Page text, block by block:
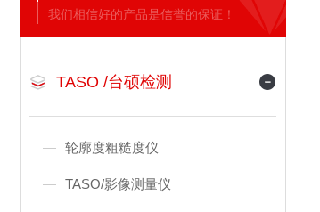
我们相信好的产品是信誉的保证！
TASO /台硕检测
轮廓度粗糙度仪
TASO/影像测量仪